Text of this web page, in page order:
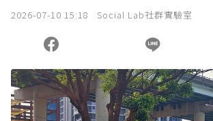
2026-07-10 15:18 Social Lab社群實驗室